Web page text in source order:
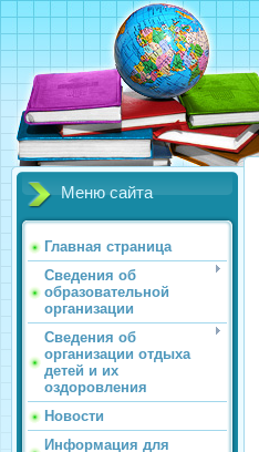
Меню сайта
Главная страница
Сведения об
образовательной
организации
Сведения об
организации отдыха
детей и их
оздоровления
Новости
Информация для